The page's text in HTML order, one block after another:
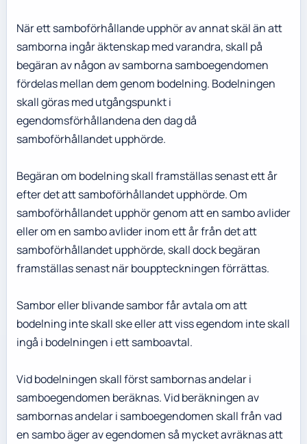
När ett samboförhållande upphör av annat skäl än att
samborna ingår äktenskap med varandra, skall på
begäran av någon av samborna samboegendomen
fördelas mellan dem genom bodelning. Bodelningen
skall göras med utgångspunkt i
egendomsförhållandena den dag då
samboförhållandet upphörde.
Begäran om bodelning skall framställas senast ett år
efter det att samboförhållandet upphörde. Om
samboförhållandet upphör genom att en sambo avlider
eller om en sambo avlider inom ett år från det att
samboförhållandet upphörde, skall dock begäran
framställas senast när bouppteckningen förrättas.
Sambor eller blivande sambor får avtala om att
bodelning inte skall ske eller att viss egendom inte skall
ingå i bodelningen i ett samboavtal.
Vid bodelningen skall först sambornas andelar i
samboegendomen beräknas. Vid beräkningen av
sambornas andelar i samboegendomen skall från vad
en sambo äger av egendomen så mycket avräknas att